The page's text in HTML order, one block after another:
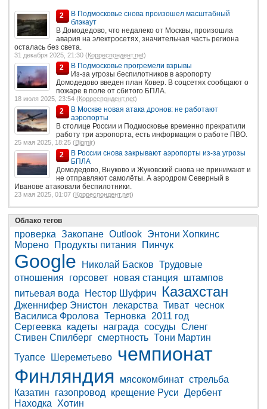
2
В Подмосковье снова произошел масштабный
блэкаут
В Домодедово, что недалеко от Москвы, произошла
авария на электросетях, значительная часть региона
осталась без света.
31 декабря 2025, 21:30 (Корреспондент.net)
2
В Подмосковье прогремели взрывы
Из-за угрозы беспилотников в аэропорту
Домодедово введен план Ковер. В соцсетях сообщают о
пожаре в поле от сбитого БПЛА.
18 июля 2025, 23:54 (Корреспондент.net)
2
В Москве новая атака дронов: не работают
аэропорты
В столице России и Подмосковье временно прекратили
работу три аэропорта, есть информация о работе ПВО.
25 мая 2025, 18:25 (Bigmir)
2
В России снова закрывают аэропорты из-за угрозы
БПЛА
Домодедово, Внуково и Жуковский снова не принимают и
не отправляют самолёты. А аэродром Северный в
Иванове атаковали беспилотники.
23 мая 2025, 01:07 (Корреспондент.net)
Облако тегов
проверка Закопане Outlook Энтони Хопкинс
Морено
Продукты питания Пинчук
Google Николай Басков Трудовые
отношения
горсовет новая станция
штампов
питьевая вода
Нестор Шуфрич Казахстан
Дженнифер Энистон лекарства Тиват чеснок
Василиса Фролова Терновка
2011 год
Сергеевка
кадеты награда сосуды Сленг
Стивен Спилберг смертность Тони Мартин
Туапсе
Шереметьево чемпионат
Финляндия
мясокомбинат стрельба
Казатин
газопровод крещение Руси Дербент
Находка
Хотин